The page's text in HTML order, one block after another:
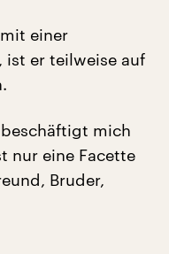
einer
ist er teilweise auf
beschäftigt mich
nur eine Facette
Bruder,